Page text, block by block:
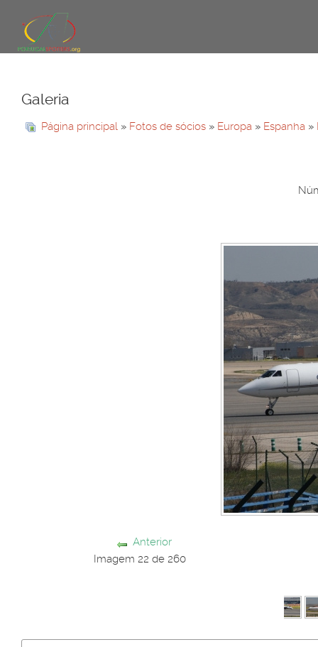
Galeria
Página principal » Fotos de sócios » Europa » Espanha »
Anterior
Imagem 22 de 260